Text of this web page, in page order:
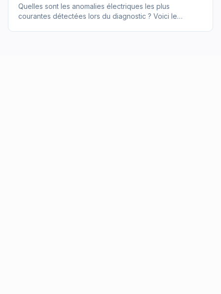
Quelles sont les anomalies électriques les plus
courantes détectées lors du diagnostic ? Voici le